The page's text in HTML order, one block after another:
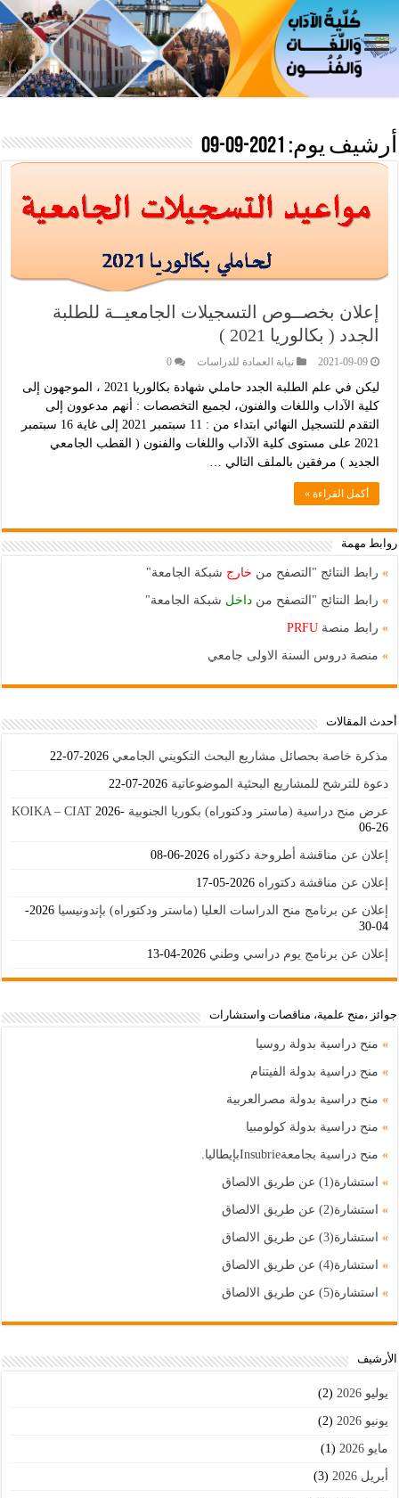
أرشيف يوم: 2021-09-09
إعلان بخصــوص التسجيلات الجامعيــة للطلبة
الجدد ( بكالوريا 2021 )
2021-09-09 نيابة العمادة للدراسات 0
ليكن في علم الطلبة الجدد حاملي شهادة بكالوريا 2021 ، الموجهون إلى
كلية الآداب واللغات والفنون، لجميع التخصصات : أنهم مدعوون إلى
التقدم للتسجيل النهائي ابتداء من : 11 سبتمبر 2021 إلى غاية 16 سبتمبر
2021 على مستوى كلية الآداب واللغات والفنون ( القطب الجامعي
الجديد ) مرفقين بالملف التالي …
أكمل القراءة »
روابط مهمة
» رابط النتائج "التصفح من خارج شبكة الجامعة"
» رابط النتائج "التصفح منداخل شبكة الجامعة"
» رابط منصةPRFU
» منصة دروس السنة الاولى جامعي
أحدث المقالات
مذكرة خاصة بحصائل مشاريع البحث التكويني الجامعي 2026-07-22
دعوة للترشح للمشاريع البحثية الموضوعاتية 2026-07-22
عرض منح دراسية (ماستر ودكتوراه) بكوريا الجنوبية KOIKA – CIAT2026-
06-26
إعلان عن مناقشة أطروحة دكتوراه 2026-06-08
إعلان عن مناقشة دكتوراه 2026-05-17
إعلان عن برنامج منح الدراسات العليا (ماستر ودكتوراه) بإندونيسيا
2026-
04-30
إعلان عن برنامج يوم دراسي وطني 2026-04-13
جوائز ،منح علمية، مناقصات واستشارات
» منح دراسية بدولة روسيا
» منح دراسية بدولة الفيتنام
» منح دراسية بدولة مصرالعربية
» منح دراسية بدولة كولومبيا
» منح دراسية بجامعةInsubrieبإيطاليا.
» استشارة(1) عن طريق الالصاق
» استشارة(2) عن طريق الالصاق
» استشارة(3) عن طريق الالصاق
» استشارة(4) عن طريق الالصاق
» استشارة(5) عن طريق الالصاق
اﻷرشيف
يوليو 2026 (2)
يونيو 2026 (2)
مايو 2026 (1)
أبريل 2026 (3)